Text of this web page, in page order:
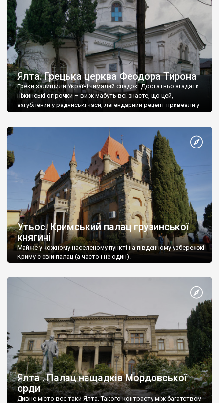
Ялта. Грецька церква Феодора Тирона
Греки залишили Україні чималий спадок. Достатньо згадати
ніжинські огірочки – ви ж мабуть всі знаєте, що цей,
загублений у радянські часи, легендарний рецепт привезли у
Ніжин греки?
Утьос. Кримський палац грузинської
княгині
Майже у кожному населеному пункті на південному узбережжі
Криму є свій палац (а часто і не один).
Ялта . Палац нащадків Мордовської
орди
Дивне місто все таки Ялта. Такого контрасту між багатством